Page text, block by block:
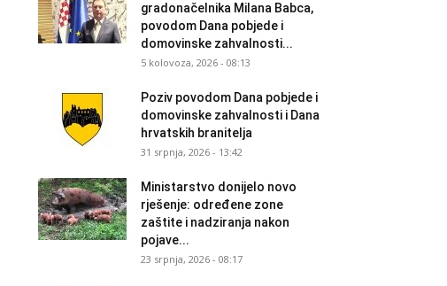
gradonačelnika Milana Babca,
povodom Dana pobjede i
domovinske zahvalnosti...
5 kolovoza, 2026 - 08:13
Poziv povodom Dana pobjede i
domovinske zahvalnosti i Dana
hrvatskih branitelja
31 srpnja, 2026 - 13:42
Ministarstvo donijelo novo
rješenje: određene zone
zaštite i nadziranja nakon
pojave...
23 srpnja, 2026 - 08:17